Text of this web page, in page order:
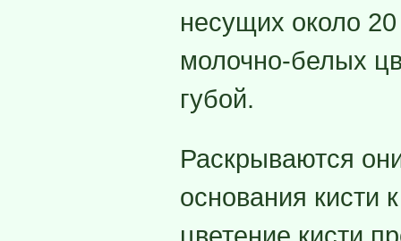
несущих около
молочно-белых
губой.
Раскрываются
основания кисти